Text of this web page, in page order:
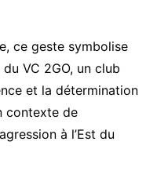
ce geste symbolise
VC 2GO, un club
et la détermination
contexte de
à l’Est du